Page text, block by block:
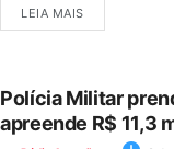
LEIA MAIS
Polícia Militar
apreende R$ 11,3